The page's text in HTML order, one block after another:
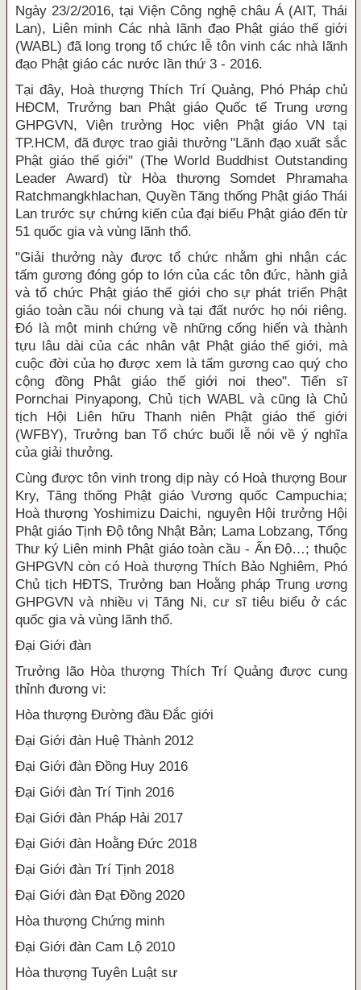
Ngày 23/2/2016, tại Viện Công nghệ châu Á (AIT, Thái
Lan), Liên minh Các nhà lãnh đạo Phật giáo thế giới
(WABL) đã long trọng tổ chức lễ tôn vinh các nhà lãnh
đạo Phật giáo các nước lần thứ 3 - 2016.
Tại đây, Hoà thượng Thích Trí Quảng, Phó Pháp chủ
HĐCM, Trưởng ban Phật giáo Quốc tế Trung ương
GHPGVN, Viện trưởng Học viện Phật giáo VN tại
TP.HCM, đã được trao giải thưởng "Lãnh đạo xuất sắc
Phật giáo thế giới" (The World Buddhist Outstanding
Leader Award) từ Hòa thượng Somdet Phramaha
Ratchmangkhlachan, Quyền Tăng thống Phật giáo Thái
Lan trước sự chứng kiến của đại biểu Phật giáo đến từ
51 quốc gia và vùng lãnh thổ.
"Giải thưởng này được tổ chức nhằm ghi nhận các
tấm gương đóng góp to lớn của các tôn đức, hành giả
và tổ chức Phật giáo thế giới cho sự phát triển Phật
giáo toàn cầu nói chung và tại đất nước họ nói riêng.
Đó là một minh chứng về những cống hiến và thành
tựu lâu dài của các nhân vật Phật giáo thế giới, mà
cuộc đời của họ được xem là tấm gương cao quý cho
cộng đồng Phật giáo thế giới noi theo". Tiến sĩ
Pornchai Pinyapong, Chủ tịch WABL và cũng là Chủ
tịch Hội Liên hữu Thanh niên Phật giáo thế giới
(WFBY), Trưởng ban Tổ chức buổi lễ nói về ý nghĩa
của giải thưởng.
Cùng được tôn vinh trong dịp này có Hoà thượng Bour
Kry, Tăng thống Phật giáo Vương quốc Campuchia;
Hoà thượng Yoshimizu Daichi, nguyên Hội trưởng Hội
Phật giáo Tịnh Độ tông Nhật Bản; Lama Lobzang, Tổng
Thư ký Liên minh Phật giáo toàn cầu - Ấn Độ…; thuộc
GHPGVN còn có Hoà thượng Thích Bảo Nghiêm, Phó
Chủ tịch HĐTS, Trưởng ban Hoằng pháp Trung ương
GHPGVN và nhiều vị Tăng Ni, cư sĩ tiêu biểu ở các
quốc gia và vùng lãnh thổ.
Đại Giới đàn
Trưởng lão Hòa thượng Thích Trí Quảng được cung
thỉnh đương vi:
Hòa thượng Đường đầu Đắc giới
Đại Giới đàn Huệ Thành 2012
Đại Giới đàn Đồng Huy 2016
Đại Giới đàn Trí Tịnh 2016
Đại Giới đàn Pháp Hải 2017
Đại Giới đàn Hoằng Đức 2018
Đại Giới đàn Trí Tịnh 2018
Đại Giới đàn Đạt Đồng 2020
Hòa thượng Chứng minh
Đại Giới đàn Cam Lộ 2010
Hòa thượng Tuyên Luật sư